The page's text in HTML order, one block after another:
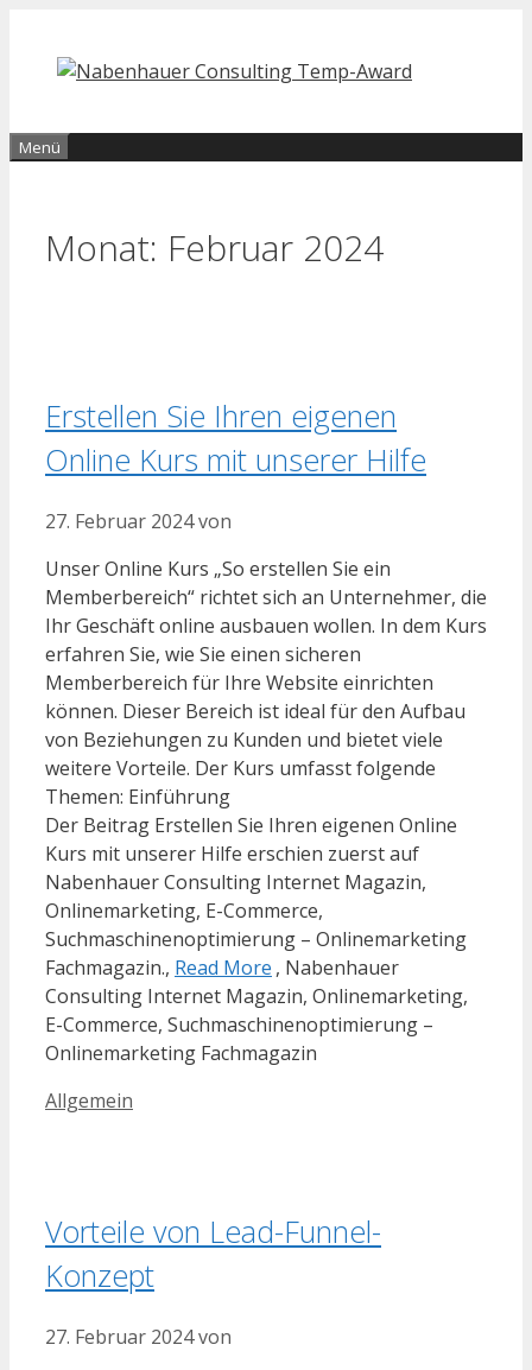
Inhalt
springen
Menü
Monat: Februar 2024
Erstellen Sie Ihren eigenen
Online Kurs mit unserer Hilfe
27. Februar 2024von
Unser Online Kurs „So erstellen Sie ein
Memberbereich“ richtet sich an Unternehmer, die
Ihr Geschäft online ausbauen wollen. In dem Kurs
erfahren Sie, wie Sie einen sicheren
Memberbereich für Ihre Website einrichten
können. Dieser Bereich ist ideal für den Aufbau
von Beziehungen zu Kunden und bietet viele
weitere Vorteile. Der Kurs umfasst folgende
Themen: Einführung
Der Beitrag Erstellen Sie Ihren eigenen Online
Kurs mit unserer Hilfe erschien zuerst auf
Nabenhauer Consulting Internet Magazin,
Onlinemarketing, E-Commerce,
Suchmaschinenoptimierung – Onlinemarketing
Fachmagazin., Read More , Nabenhauer
Consulting Internet Magazin, Onlinemarketing,
E-Commerce, Suchmaschinenoptimierung –
Onlinemarketing Fachmagazin
Kategorien
Allgemein
Vorteile von Lead-Funnel-
Konzept
27. Februar 2024von